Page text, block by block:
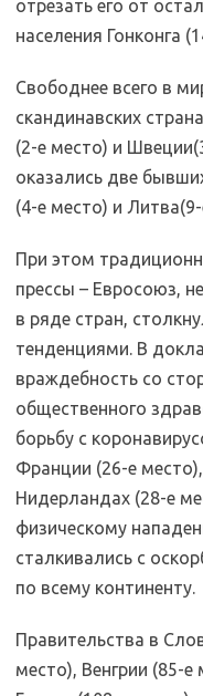
отрезать его от
населения Гонконга
Свободнее всего в
скандинавских
(2-е место) и
оказались две
(4-е место) и
При этом
прессы – Евросоюз,
в ряде стран,
тенденциями. В
враждебность со
общественного
борьбу с
Франции (26-е
Нидерландах (28-е
физическому
сталкивались с
по всему континенту.
Правительства в
место), Венгрии (85-